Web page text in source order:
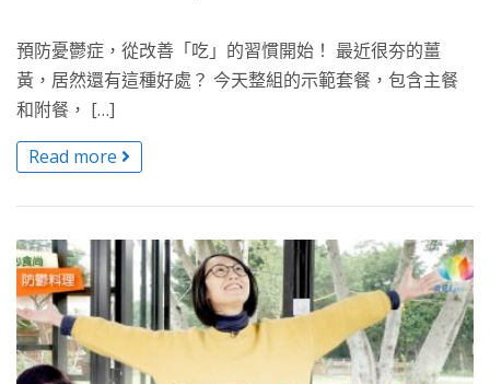
預防憂鬱症，從改善「吃」的習慣開始！ 最近很夯的薑
黃，居然還有這種好處？ 今天整組的示範套餐，包含主餐
和附餐， […]
Read more